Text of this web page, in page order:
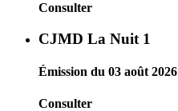
Consulter
CJMD La Nuit 1
Émission du 03 août 2026
Consulter